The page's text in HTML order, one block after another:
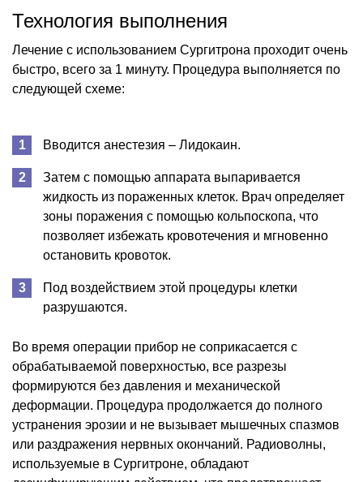
Технология выполнения
Лечение с использованием Сургитрона проходит очень
быстро, всего за 1 минуту. Процедура выполняется по
следующей схеме:
Вводится анестезия – Лидокаин.
Затем с помощью аппарата выпаривается
жидкость из пораженных клеток. Врач определяет
зоны поражения с помощью кольпоскопа, что
позволяет избежать кровотечения и мгновенно
остановить кровоток.
Под воздействием этой процедуры клетки
разрушаются.
Во время операции прибор не соприкасается с
обрабатываемой поверхностью, все разрезы
формируются без давления и механической
деформации. Процедура продолжается до полного
устранения эрозии и не вызывает мышечных спазмов
или раздражения нервных окончаний. Радиоволны,
используемые в Сургитроне, обладают